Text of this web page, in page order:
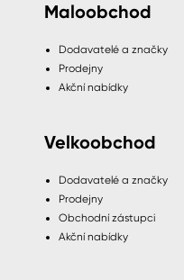
Maloobchod
Dodavatelé a značky
Prodejny
Akční nabídky
Velkoobchod
Dodavatelé a značky
Prodejny
Obchodní zástupci
Akční nabídky